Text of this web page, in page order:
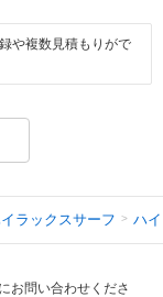
や複数見積もりがで
ラックスサーフ ハ
お問い合わせくださ